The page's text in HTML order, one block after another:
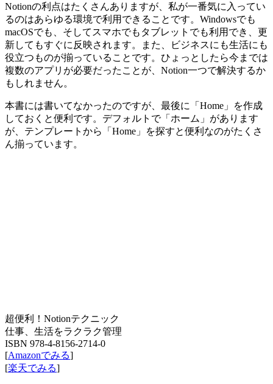
Notionの利点はたくさんありますが、私が一番気に入ってい
るのはあらゆる環境で利用できることです。Windowsでも
macOSでも、そしてスマホでもタブレットでも利用でき、更
新してもすぐに反映されます。また、ビジネスにも生活にも
役立つものが揃っていることです。ひょっとしたら今までは
複数のアプリが必要だったことが、Notion一つで解決するか
もしれません。
本書には書いてなかったのですが、最後に「Home」を作成
しておくと便利です。デフォルトで「ホーム」があります
が、テンプレートから「Home」を探すと便利なのがたくさ
ん揃っています。
超便利！Notionテクニック
仕事、生活をラクラク管理
ISBN 978-4-8156-2714-0
[Amazonでみる]
[楽天でみる]